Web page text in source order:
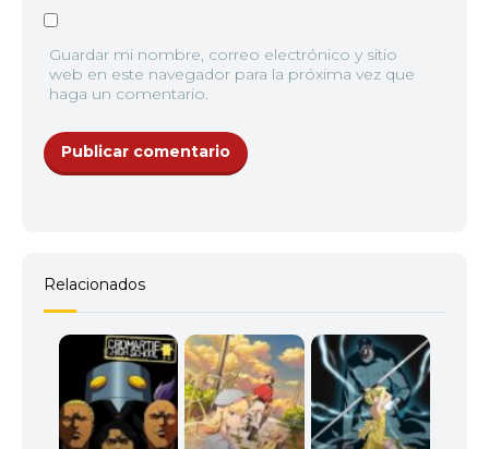
Guardar mi nombre, correo electrónico y sitio
web en este navegador para la próxima vez que
haga un comentario.
Relacionados